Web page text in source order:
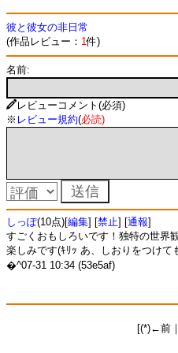
彼と彼女の非日常
(作品レビュー： 1件)
名前:
レビューコメント(必須)
※ レビュー規約(必読)
しっぽ(10点)[編集] [禁止] [通報]
すごくおもしろいです！独特の世
楽しみです(ｷﾘｯ あ、しおりをつけて
�^07-31 10:34 (53e5af)
[(*)←前